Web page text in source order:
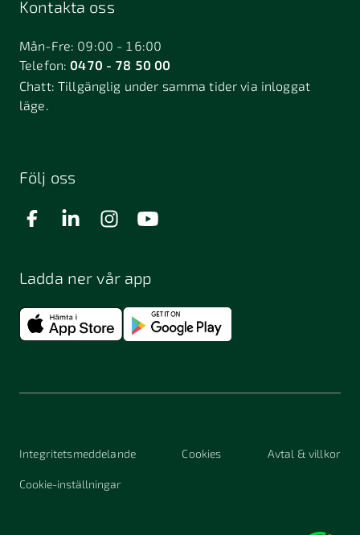
Kontakta oss
Mån-Fre: 09:00 - 16:00
Telefon:0470 - 78 50 00
Chatt:Tillgänglig under samma tider via inloggat
läge.
Följ oss
Ladda ner vår app
Integritetsmeddelande Cookies Avtal & villkor
Cookie-inställningar